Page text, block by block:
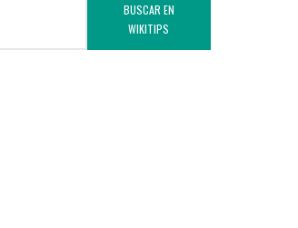
BUSCAR EN
WIKITIPS